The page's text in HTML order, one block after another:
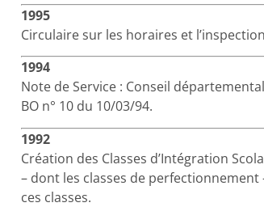
1995
Circulaire sur les horaires et
1994
Note de Service : Conseil
BO n° 10 du 10/03/94.
1992
Création des Classes d’Intégration
– dont les classes de
ces classes.